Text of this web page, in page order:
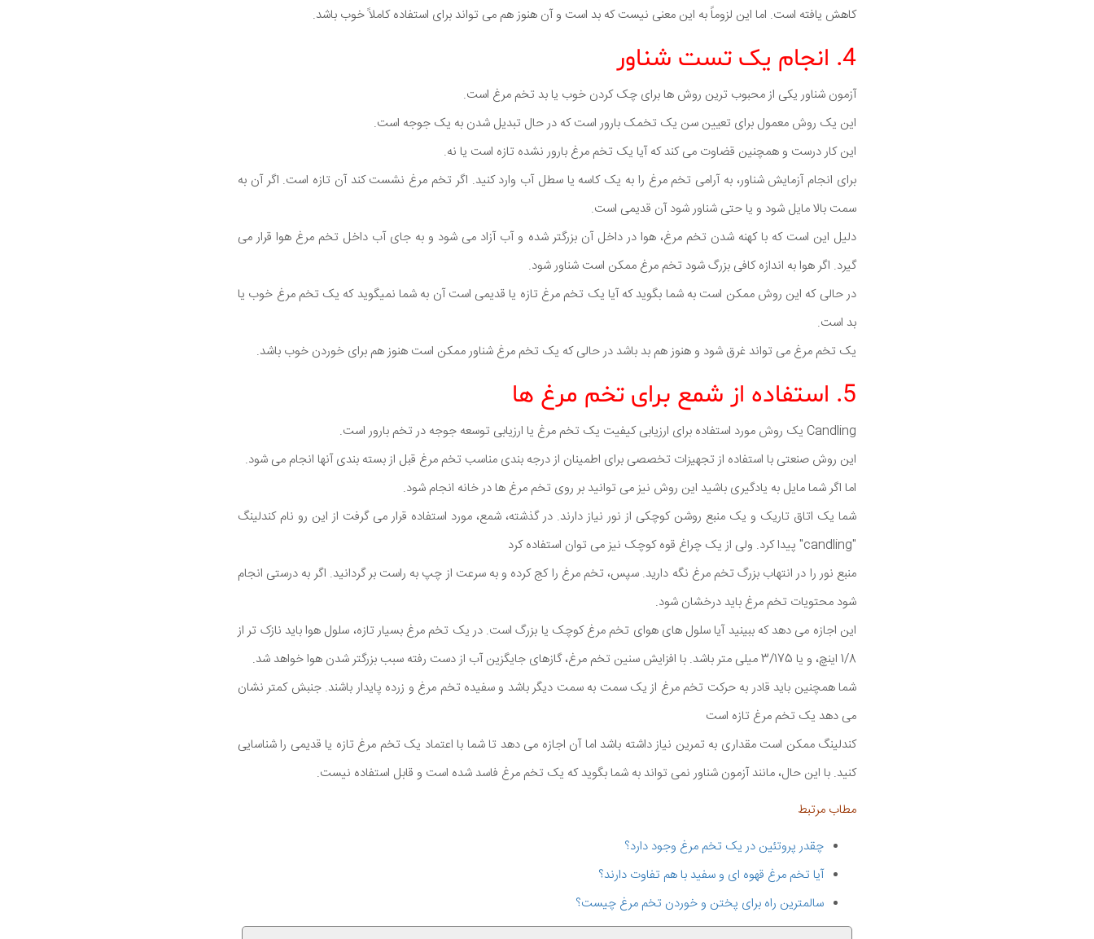
کاهش یافته است. اما این لزوماً به این معنی نیست که بد است و آن هنوز هم می تواند برای استفاده کاملاً خوب باشد.
4. انجام یک تست شناور
آزمون شناور یکی از محبوب ترین روش ها برای چک کردن خوب یا بد تخم مرغ است.
این یک روش معمول برای تعیین سن یک تخمک بارور است که در حال تبدیل شدن به یک جوجه است.
این کار درست و همچنین قضاوت می کند که آیا یک تخم مرغ بارور نشده تازه است یا نه.
برای انجام آزمایش شناور، به آرامی تخم مرغ را به یک کاسه یا سطل آب وارد کنید. اگر تخم مرغ نشست کند آن تازه است. اگر آن به
سمت بالا مایل شود و یا حتی شناور شود آن قدیمی است.
دلیل این است که با کهنه شدن تخم مرغ، هوا در داخل آن بزرگتر شده و آب آزاد می شود و به جای آب داخل تخم مرغ هوا قرار می
گیرد. اگر هوا به اندازه کافی بزرگ شود تخم مرغ ممکن است شناور شود.
در حالی که این روش ممکن است به شما بگوید که آیا یک تخم مرغ تازه یا قدیمی است آن به شما نمیگوید که یک تخم مرغ خوب یا
بد است.
یک تخم مرغ می تواند غرق شود و هنوز هم بد باشد در حالی که یک تخم مرغ شناور ممکن است هنوز هم برای خوردن خوب باشد.
5. استفاده از شمع برای تخم مرغ ها
Candling یک روش مورد استفاده برای ارزیابی کیفیت یک تخم مرغ یا ارزیابی توسعه جوجه در تخم بارور است.
این روش صنعتی با استفاده از تجهیزات تخصصی برای اطمینان از درجه بندی مناسب تخم مرغ قبل از بسته بندی آنها انجام می شود.
اما اگر شما مایل به یادگیری باشید این روش نیز می توانید بر روی تخم مرغ ها در خانه انجام شود.
شما یک اتاق تاریک و یک منبع روشن کوچکی از نور نیاز دارند. در گذشته، شمع، مورد استفاده قرار می گرفت از این رو نام کندلینگ
"candling" پیدا کرد. ولی از یک چراغ قوه کوچک نیز می توان استفاده کرد
منبع نور را در انتهاب بزرگ تخم مرغ نگه دارید. سپس، تخم مرغ را کج کرده و به سرعت از چپ به راست بر گردانید. اگر به درستی انجام
شود محتویات تخم مرغ باید درخشان شود.
این اجازه می دهد که ببینید آیا سلول های هوای تخم مرغ کوچک یا بزرگ است. در یک تخم مرغ بسیار تازه، سلول هوا باید نازک تر از
1/8 اینچ، و یا 3/175 میلی متر باشد. با افزایش سنین تخم مرغ، گازهای جایگزین آب از دست رفته سبب بزرگتر شدن هوا خواهد شد.
شما همچنین باید قادر به حرکت تخم مرغ از یک سمت به سمت دیگر باشد و سفیده تخم مرغ و زرده پایدار باشند. جنبش کمتر نشان
می دهد یک تخم مرغ تازه است
کندلینگ ممکن است مقداری به تمرین نیاز داشته باشد اما آن اجازه می دهد تا شما با اعتماد یک تخم مرغ تازه یا قدیمی را شناسایی
کنید. با این حال، مانند آزمون شناور نمی تواند به شما بگوید که یک تخم مرغ فاسد شده است و قابل استفاده نیست.
مطاب مرتبط
چقدر پروتئین در یک تخم مرغ وجود دارد؟
آیا تخم مرغ قهوه ای و سفید با هم تفاوت دارند؟
سالمترین راه برای پختن و خوردن تخم مرغ چیست؟